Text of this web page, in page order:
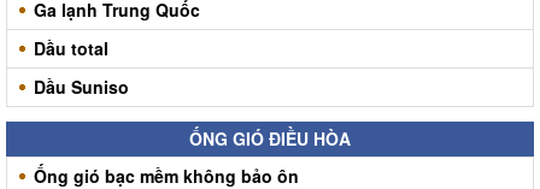
Ga lạnh Trung Quốc
Dầu total
Dầu Suniso
ỐNG GIÓ ĐIỀU HÒA
Ống gió bạc mềm không bảo ôn